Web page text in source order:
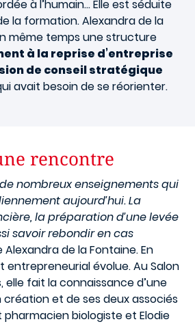
à l’humain… Elle est séduite
la formation. Alexandra de la
même temps une structure
à la reprise d’entreprise
de conseil stratégique
avait besoin de se réorienter.
rencontre
nombreux enseignements qui
aujourd’hui. La
la préparation d’une levée
savoir rebondir en cas
Alexandra de la Fontaine. En
entrepreneurial évolue. Au Salon
fait la connaissance d’une
et de ses deux associés
pharmacien biologiste et Elodie